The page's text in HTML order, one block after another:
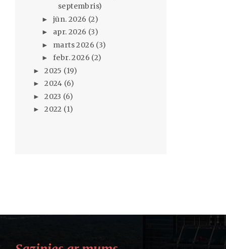
septembris)
► jūn. 2026 (2)
► apr. 2026 (3)
► marts 2026 (3)
► febr. 2026 (2)
►2025 (19)
►2024 (6)
►2023 (6)
►2022 (1)